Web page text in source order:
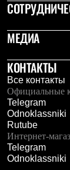
Шарфы
Панамы
Перчатки и
Перчатки
Носки
Полезные
Брелки
Ремни
Шевроны
Опушки
Термоковрики
Уход за
В Арктику
Коллекции
МЕДИА
КОНТАКТЫ
Все контакты
Официальные
Telegram
Odnoklassniki
Rutube
Интернет-
Telegram
Odnoklassniki